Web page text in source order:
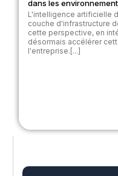
dans les
L'intelligence artificielle
couche d'infrastructure
cette perspective, en
désormais accélérer
l'entreprise.[...]